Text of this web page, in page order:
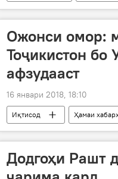
Дар Русия
Дар
Ожонси омор:
Тоҷикистон бо
афзудааст
16 январи 2018, 18:10
Иқтисод Ҳамаи
воридоту содирот
Додгоҳи Рашт